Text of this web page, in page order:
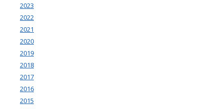
2023
2022
2021
2020
2019
2018
2017
2016
2015